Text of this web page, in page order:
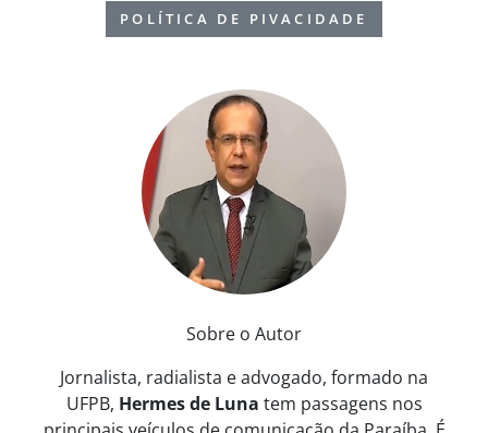
POLÍTICA DE PIVACIDADE
Sobre o Autor
Jornalista, radialista e advogado, formado na
UFPB, Hermes de Luna tem passagens nos